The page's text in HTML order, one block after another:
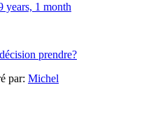
years, 1 month
prendre?
par: Michel